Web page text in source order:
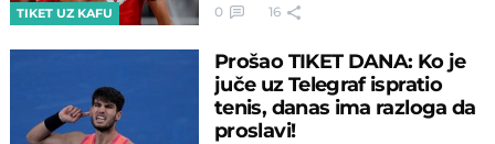
TIKET UZ KAFU 0 16
Prošao TIKET DANA: Ko je
juče uz Telegraf ispratio
tenis, danas ima razloga da
proslavi!